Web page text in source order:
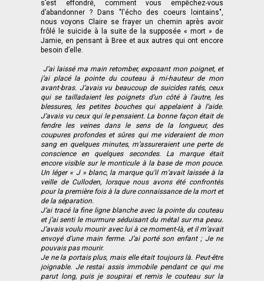
s’est effondré, comment vous empêchez-vous
d’abandonner ? Dans "l'écho des coeurs lointains",
nous voyons Claire se frayer un chemin après avoir
frôlé le suicide à la suite de la supposée « mort » de
Jamie, en pensant à Bree et aux autres qui ont encore
besoin d’elle.
J’ai laissé ma main retomber, exposant mon poignet, et
j’ai placé la pointe du couteau à mi-hauteur de mon
avant-bras. J’avais vu beaucoup de suicides ratés, ceux
qui se tailladaient les poignets d’un côté à l’autre, les
blessures, les petites bouches qui appelaient à l’aide.
J’avais vu ceux qui le pensaient. La bonne façon était de
fendre les veines dans le sens de la longueur, des
coupures profondes et sûres qui me videraient de mon
sang en quelques minutes, m’assureraient une perte de
conscience en quelques secondes. La marque était
encore visible sur le monticule à la base de mon pouce.
Un léger « J » blanc, la marque qu’il m’avait laissée à la
veille de Culloden, lorsque nous avons été confrontés
pour la première fois à la dure connaissance de la mort et
de la séparation.
J’ai tracé la fine ligne blanche avec la pointe du couteau
et j’ai senti le murmure séduisant du métal sur ma peau.
J’avais voulu mourir avec lui à ce moment-là, et il m’avait
envoyé d’une main ferme. J’ai porté son enfant ; Je ne
pouvais pas mourir.
Je ne la portais plus, mais elle était toujours là. Peut-être
joignable. Je restai assis immobile pendant ce qui me
parut long, puis je soupirai et remis le couteau sur la